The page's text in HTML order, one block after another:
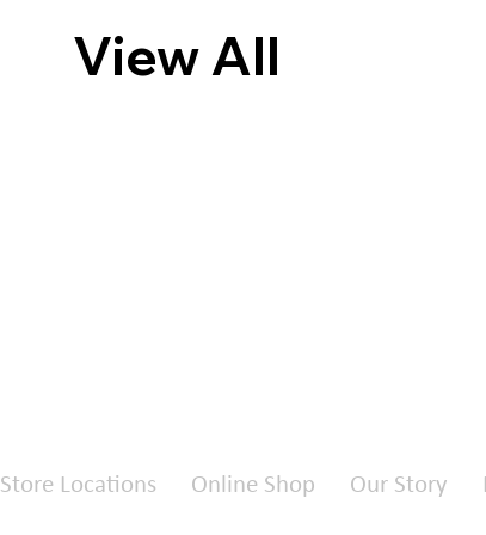
View All
Store Locations Online Shop Our Story